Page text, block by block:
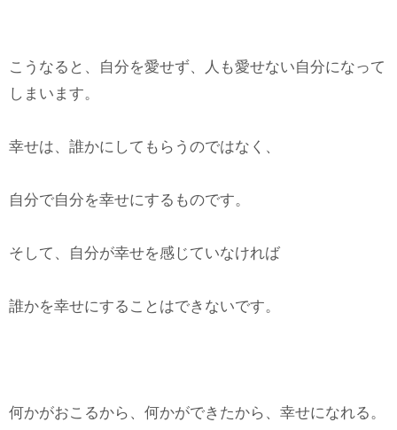
こうなると、自分を愛せず、人も愛せない自分になって
しまいます。
幸せは、誰かにしてもらうのではなく、
自分で自分を幸せにするものです。
そして、自分が幸せを感じていなければ
誰かを幸せにすることはできないです。
何かがおこるから、何かができたから、幸せになれる。